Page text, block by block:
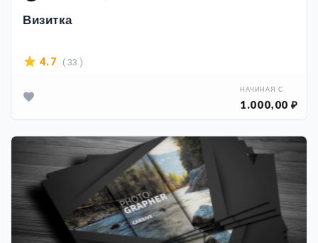
Визитка
4.7 ( 33 )
НАЧИНАЯ С
1.000,00 ₽